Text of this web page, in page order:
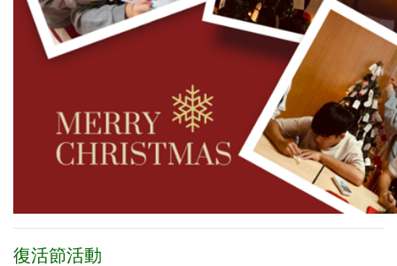
復活節活動